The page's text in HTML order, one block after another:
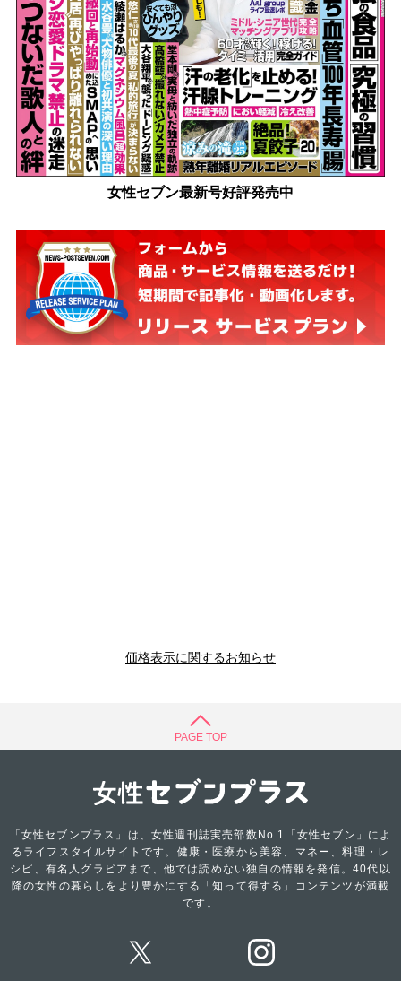
女性セブン最新号好評発売中
価格表示に関するお知らせ
PAGE TOP
「女性セブンプラス」は、女性週刊誌実売部数No.1「女性セブン」によ
るライフスタイルサイトです。健康・医療から美容、マネー、料理・レ
シピ、有名人グラビアまで、他では読めない独自の情報を発信。40代以
降の女性の暮らしをより豊かにする「知って得する」コンテンツが満載
です。